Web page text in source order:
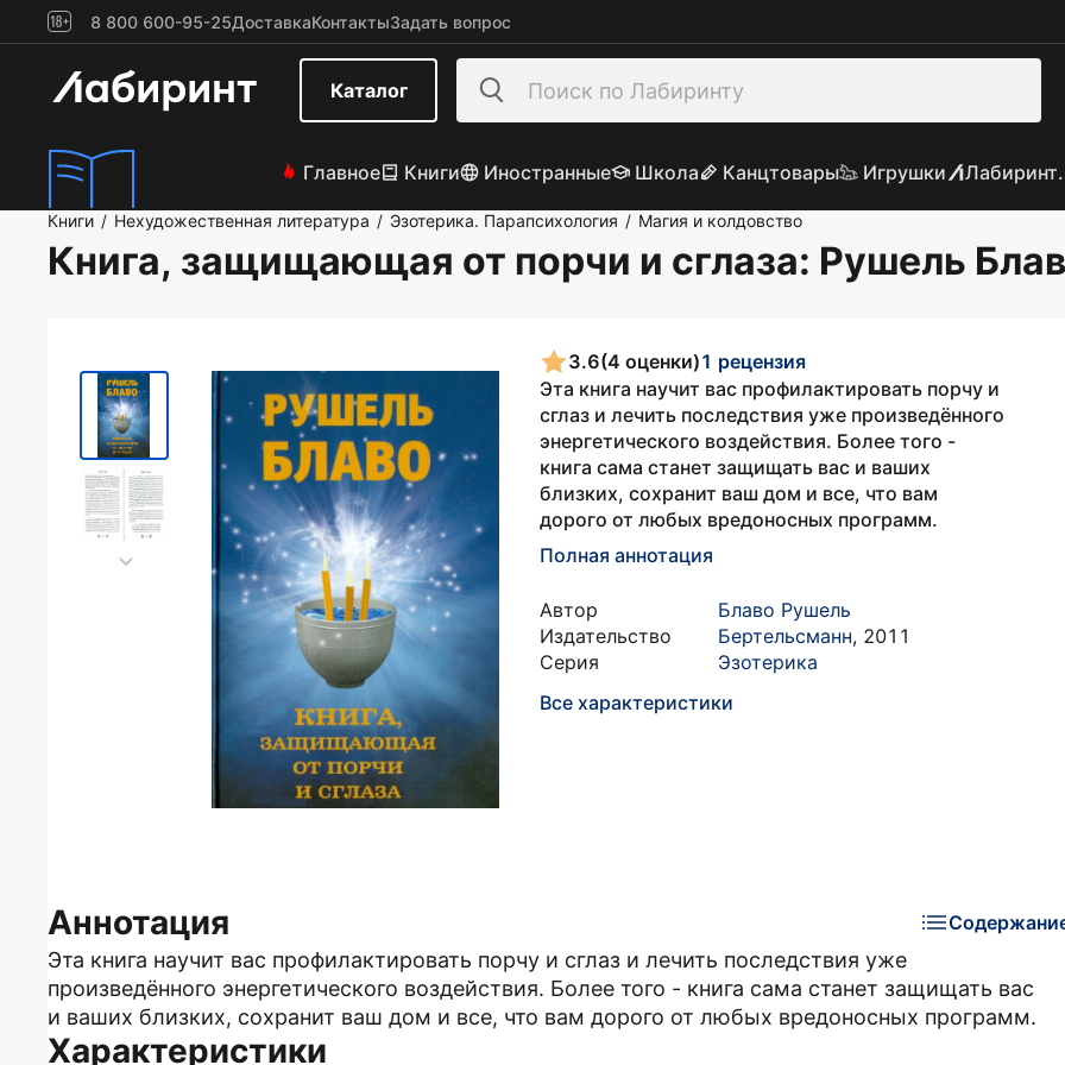
8 800 600-95-25ДоставкаКонтактыЗадать вопрос
Каталог
Главное Книги Иностранные Школа Канцтовары Игрушки
Книги / Нехудожественная литература / Эзотерика. Парапсихология / Магия и колдовство
Книга, защищающая от порчи и сглаза: Рушель
3.6(4 оценки)1 рецензия
Эта книга научит вас профилактировать порчу и
сглаз и лечить последствия уже произведённого
энергетического воздействия. Более того -
книга сама станет защищать вас и ваших
близких, сохранит ваш дом и все, что вам
дорого от любых вредоносных программ.
Полная аннотация
Автор
Блаво Рушель
Издательство
Бертельсманн, 2011
Серия
Эзотерика
Все характеристики
Аннотация
Эта книга научит вас профилактировать порчу и сглаз и лечить последствия уже
произведённого энергетического воздействия. Более того - книга сама станет защищать вас
и ваших близких, сохранит ваш дом и все, что вам дорого от любых вредоносных программ.
Характеристики